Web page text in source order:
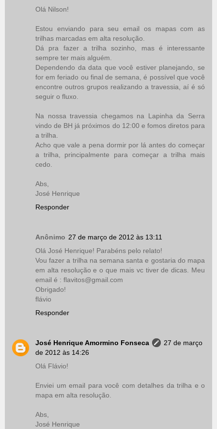
Olá Nilson!
Estou enviando para seu email os mapas com as
trilhas marcadas em alta resolução.
Dá pra fazer a trilha sozinho, mas é interessante
sempre ter mais alguém.
Dependendo da data que você estiver planejando, se
for em feriado ou final de semana, é possível que você
encontre outros grupos realizando a travessia, aí é só
seguir o fluxo.
Na nossa travessia chegamos na Lapinha da Serra
vindo de BH já próximos do 12:00 e fomos diretos para
a trilha.
Acho que vale a pena dormir por lá antes do começar
a trilha, principalmente para começar a trilha mais
cedo.
Abs,
José Henrique
Responder
Anônimo 27 de março de 2012 às 13:11
Olá José Henrique! Parabéns pelo relato!
Vou fazer a trilha na semana santa e gostaria do mapa
em alta resolução e o que mais vc tiver de dicas. Meu
email é : flavitos@gmail.com
Obrigado!
flávio
Responder
José Henrique Amormino Fonseca
27 de março
de 2012 às 14:26
Olá Flávio!
Enviei um email para você com detalhes da trilha e o
mapa em alta resolução.
Abs,
José Henrique